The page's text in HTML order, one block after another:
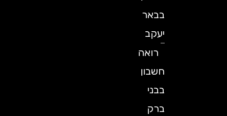
בבאר
יעקב
רואה
חשבון